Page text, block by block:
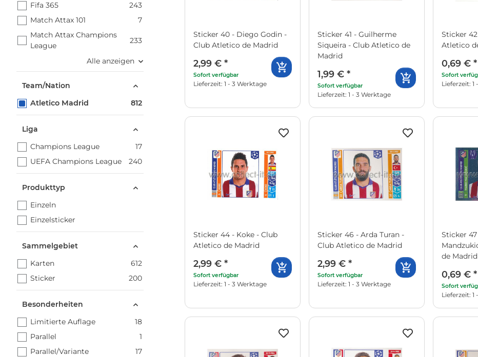
Sticker 40 - Diego Godin -
Club Atletico de Madrid
2,99 € *
Sofort verfügbar
Lieferzeit: 1 - 3 Werktage
Sticker 41 - Guilherme
Siqueira - Club Atletico de
Madrid
1,99 € *
Sofort verfügbar
Lieferzeit: 1 - 3 Werktage
Sticker
Atletico
0,69 € *
Sofort
Lieferzeit: 1
Sticker 44 - Koke - Club
Atletico de Madrid
2,99 € *
Sofort verfügbar
Lieferzeit: 1 - 3 Werktage
Sticker 46 - Arda Turan -
Club Atletico de Madrid
2,99 € *
Sofort verfügbar
Lieferzeit: 1 - 3 Werktage
Sticker
de Madrid
0,69 € *
Sofort
Lieferzeit: 1
Fifa 365
243
Match Attax 101
7
Match Attax Champions
League
233
Alle anzeigen
Team/Nation
Atletico Madrid
812
Liga
Champions League
17
UEFA Champions League
240
Produkttyp
Einzeln
Einzelsticker
Sammelgebiet
Karten
612
Sticker
200
Besonderheiten
Limitierte Auflage
18
Parallel
1
Parallel/Variante
17